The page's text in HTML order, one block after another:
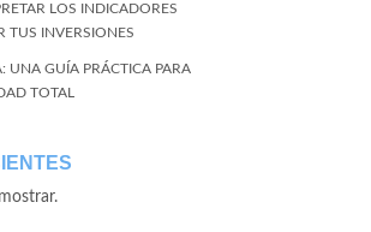
LOS INDICADORES
TUS INVERSIONES
UNA GUÍA PRÁCTICA PARA
TOTAL